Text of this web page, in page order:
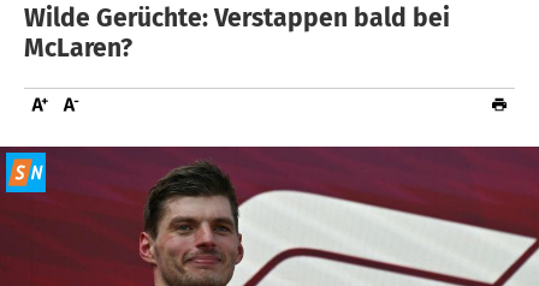
Wilde Gerüchte: Verstappen bald bei
McLaren?